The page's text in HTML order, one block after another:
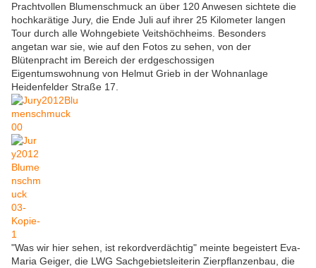
Prachtvollen Blumenschmuck an über 120 Anwesen sichtete die
hochkarätige Jury, die Ende Juli auf ihrer 25 Kilometer langen
Tour durch alle Wohngebiete Veitshöchheims. Besonders
angetan war sie, wie auf den Fotos zu sehen, von der
Blütenpracht im Bereich der erdgeschossigen
Eigentumswohnung von Helmut Grieb in der Wohnanlage
Heidenfelder Straße 17.
"Was wir hier sehen, ist rekordverdächtig" meinte begeistert Eva-
Maria Geiger, die LWG Sachgebietsleiterin Zierpflanzenbau, die